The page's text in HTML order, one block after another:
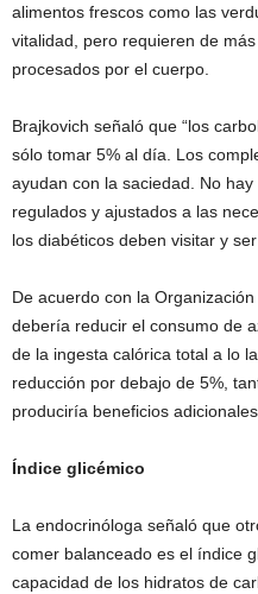
alimentos frescos como las
vitalidad, pero requieren de
procesados por el cuerpo.
Brajkovich señaló que “los
sólo tomar 5% al día. Los
ayudan con la saciedad. No
regulados y ajustados a las
los diabéticos deben visitar y
De acuerdo con la
debería reducir el consumo de
de la ingesta calórica total a lo
reducción por debajo de 5%,
produciría beneficios
Índice glicémico
La endocrinóloga señaló que
comer balanceado es el índice
capacidad de los hidratos de